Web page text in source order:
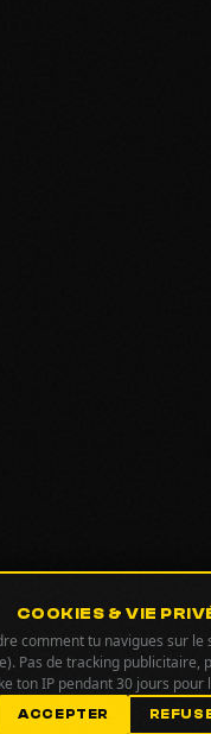
COOKIES & VIE
comment tu navigues sur
Pas de tracking publicitaire,
ton IP pendant 30 jours
ACCEPTER